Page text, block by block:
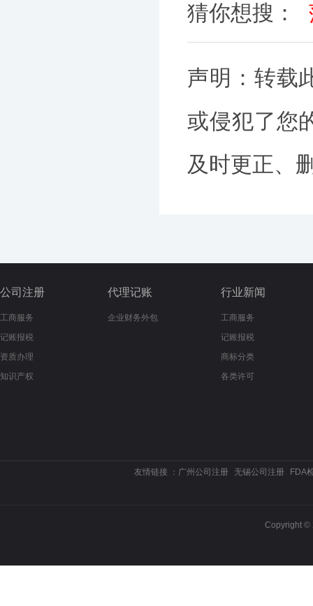
猜你想搜：
声明：转载
或侵犯了您
及时更正、
公司注册
工商服务
记账报税
资质办理
知识产权
代理记账
企业财务外包
行业新闻
工商服务
记账报税
商标分类
各类许可
友情链接 ： 广州公司注册 无锡公司注册 FDA
Copyright ©